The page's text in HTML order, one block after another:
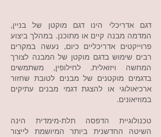
דגם אדריכלי הינו דגם מוקטן של בניין,
המדמה מבנה קיים או מתוכנן. במהלך ביצוע
פרוייקטים אדריכליים כיום, נעשה במקרים
רבים שימוש בדגם מוקטן של המבנה לצורך
המחשה ויזואלית. לחילופין, משתמשים
בדגמים מוקטנים של מבנים לטובת שחזור
ארכיאולוגי או להצגת דגמי מבנים עתיקים
במוזיאונים.
טכנולוגיית הדפסה תלת-מימדית הינה
השיטה החדשנית ביותר המיושמת לייצור